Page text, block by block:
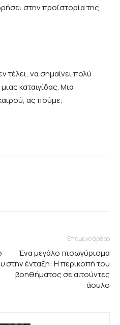
στην προϊστορία της
τέλει, να σημαίνει πολύ
καταιγίδας. Μια
ας πούμε;
Επόμενο άρθρο
Ένα μεγάλο πισωγύρισμα
στην ένταξη: Η περικοπή του
βοηθήματος σε αιτούντες
άσυλο